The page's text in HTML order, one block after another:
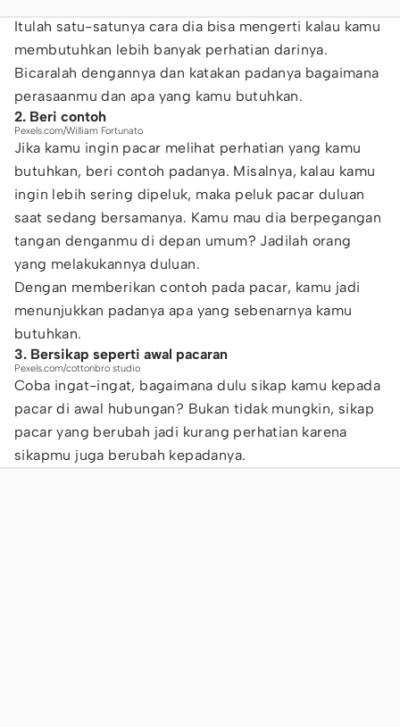
Itulah satu-satunya cara dia bisa mengerti kalau kamu
membutuhkan lebih banyak perhatian darinya.
Bicaralah dengannya dan katakan padanya bagaimana
perasaanmu dan apa yang kamu butuhkan.
2. Beri contoh
Pexels.com/William Fortunato
Jika kamu ingin pacar melihat perhatian yang kamu
butuhkan, beri contoh padanya. Misalnya, kalau kamu
ingin lebih sering dipeluk, maka peluk pacar duluan
saat sedang bersamanya. Kamu mau dia berpegangan
tangan denganmu di depan umum? Jadilah orang
yang melakukannya duluan.
Dengan memberikan contoh pada pacar, kamu jadi
menunjukkan padanya apa yang sebenarnya kamu
butuhkan.
3. Bersikap seperti awal pacaran
Pexels.com/cottonbro studio
Coba ingat-ingat, bagaimana dulu sikap kamu kepada
pacar di awal hubungan? Bukan tidak mungkin, sikap
pacar yang berubah jadi kurang perhatian karena
sikapmu juga berubah kepadanya.